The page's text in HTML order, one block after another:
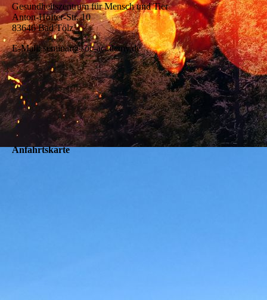
Gesundheitszentrum für Mensch und Tier
Anton-Höfter-Str. 10
83646 Bad Tölz
E-Mail: seminar@soc-academy.de
Anfahrtskarte